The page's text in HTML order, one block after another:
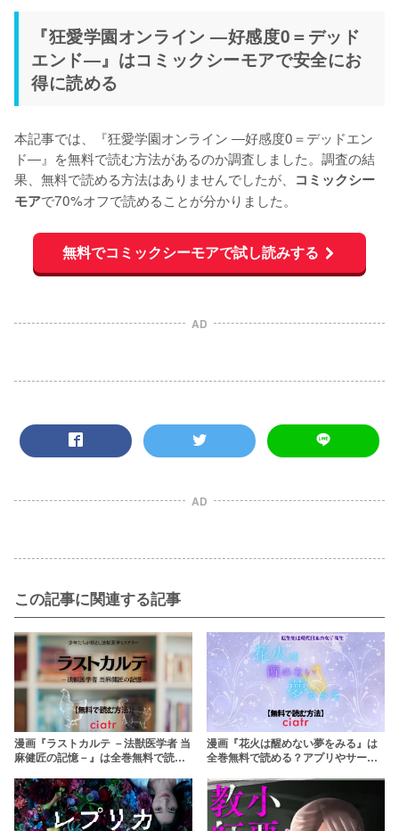
『狂愛学園オンライン ―好感度0＝デッド
エンド―』はコミックシーモアで安全にお
得に読める
本記事では、『狂愛学園オンライン ―好感度0＝デッドエン
ド―』を無料で読む方法があるのか調査しました。調査の結
果、無料で読める方法はありませんでしたが、 コミックシー
モアで70%オフで読めることが分かりました。
無料でコミックシーモアで試し読みする
AD
AD
この記事に関連する記事
漫画『ラストカルテ －法獣医学者 当
麻健匠の記憶－』は全巻無料で読め
漫画『花火は醒めない夢をみる』は
全巻無料で読める？アプリやサービ